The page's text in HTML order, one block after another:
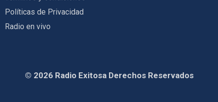
Políticas de Privacidad
Radio en vivo
© 2026 Radio Exitosa Derechos Reservados